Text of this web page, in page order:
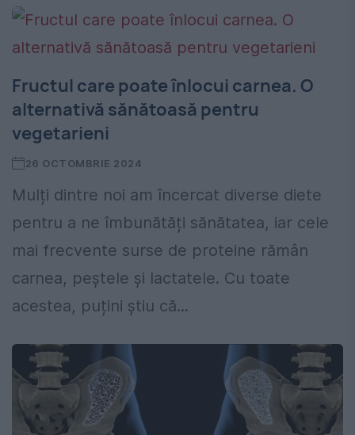
Fructul care poate înlocui carnea. O
alternativă sănătoasă pentru
vegetarieni
26 OCTOMBRIE 2024
Mulți dintre noi am încercat diverse diete
pentru a ne îmbunătăți sănătatea, iar cele
mai frecvente surse de proteine rămân
carnea, peștele și lactatele. Cu toate
acestea, puțini știu că...